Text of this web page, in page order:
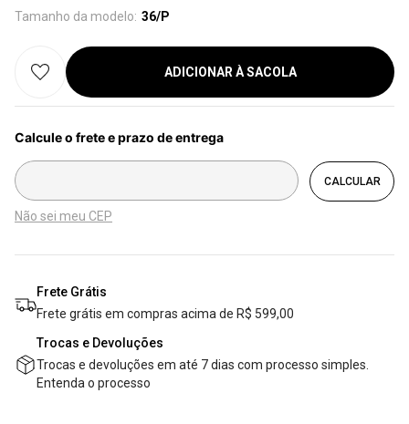
Tamanho da modelo: 36/P
ADICIONAR À SACOLA
Não sei meu CEP
Frete Grátis
Frete grátis em compras acima de R$ 599,00
Trocas e Devoluções
Trocas e devoluções em até 7 dias com processo simples.
Entenda o processo